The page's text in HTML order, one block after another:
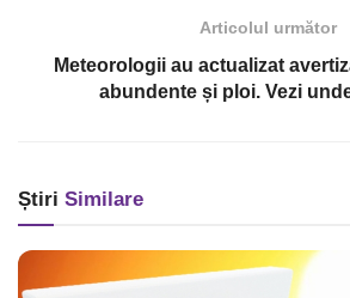
Articolul următor
Meteorologii au actualizat
abundente și ploi. Vezi
Știri Similare